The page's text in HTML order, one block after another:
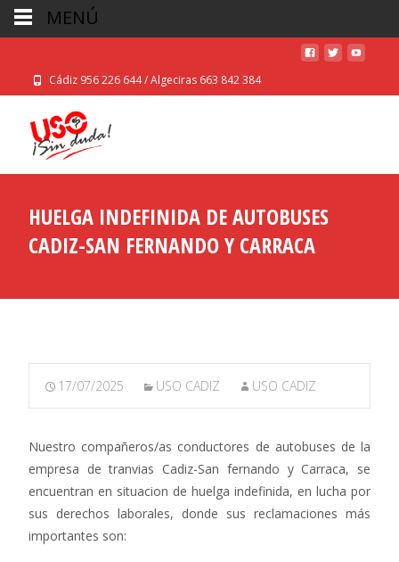
Cádiz 956 226 644 / Algeciras 663 842 384
HUELGA INDEFINIDA DE AUTOBUSES
CADIZ-SAN FERNANDO Y CARRACA
17/07/2025 USO CADIZ USO CADIZ
Nuestro compañeros/as conductores de autobuses de la
empresa de tranvias Cadiz-San fernando y Carraca, se
encuentran en situacion de huelga indefinida, en lucha por
sus derechos laborales, donde sus reclamaciones más
importantes son:
MENÚ